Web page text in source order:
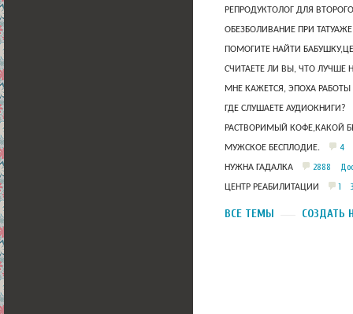
РЕПРОДУКТОЛОГ ДЛЯ
ОБЕЗБОЛИВАНИЕ ПРИ
ПОМОГИТЕ НАЙТИ
СЧИТАЕТЕ ЛИ ВЫ, ЧТО ЛУЧШЕ
МНЕ КАЖЕТСЯ, ЭПОХА
ГДЕ СЛУШАЕТЕ АУДИОКНИГИ?
РАСТВОРИМЫЙ КОФЕ,КАКОЙ
МУЖСКОЕ БЕСПЛОДИЕ. 4
НУЖНА ГАДАЛКА 2888
ЦЕНТР РЕАБИЛИТАЦИИ 1
ВСЕ ТЕМЫ СОЗДАТЬ